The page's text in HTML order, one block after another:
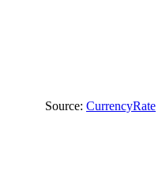
Source: CurrencyRate